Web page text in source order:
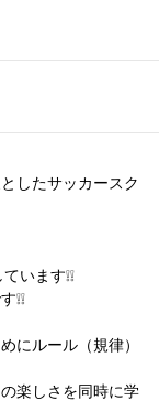
したサッカースク
ます❕❕
にルール（規律）
楽しさを同時に学